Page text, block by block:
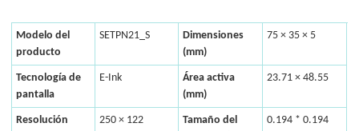
Modelo del
producto
SETPN21_S
Dimensiones
(mm)
75 × 35 × 5
Tecnología de
pantalla
E-Ink
Área activa
(mm)
23.71 × 48.55
Resolución 250 × 122
Tamaño del
0.194 * 0.194